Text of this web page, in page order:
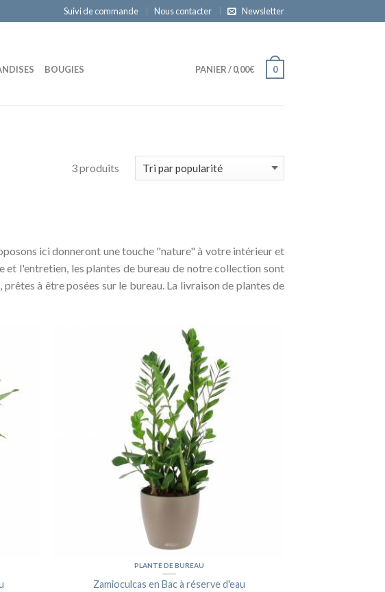
Suivi de commande Nous contacter Newsletter
BOUGIES PANIER/0,00€ 0
3 produits
ici donneront une touche "nature" à votre intérieur et
l'entretien, les plantes de bureau de notre collection sont
à être posées sur le bureau. La livraison de plantes de
PLANTE DE BUREAU
Zamioculcas en Bac à réserve d'eau